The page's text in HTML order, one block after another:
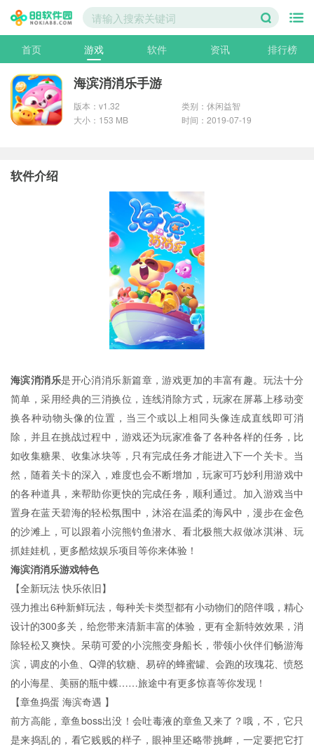
首页 游戏 软件 资讯 排行榜
海滨消消乐手游
版本：v1.32
类别：休闲益智
大小：153 MB
时间：2019-07-19
软件介绍
海滨消消乐是开心消消乐新篇章，游戏更加的丰富有趣。玩法十分
简单，采用经典的三消换位，连线消除方式，玩家在屏幕上移动变
换各种动物头像的位置，当三个或以上相同头像连成直线即可消
除，并且在挑战过程中，游戏还为玩家准备了各种各样的任务，比
如收集糖果、收集冰块等，只有完成任务才能进入下一个关卡。当
然，随着关卡的深入，难度也会不断增加，玩家可巧妙利用游戏中
的各种道具，来帮助你更快的完成任务，顺利通过。加入游戏当中
置身在蓝天碧海的轻松氛围中，沐浴在温柔的海风中，漫步在金色
的沙滩上，可以跟着小浣熊钓鱼潜水、看北极熊大叔做冰淇淋、玩
抓娃娃机，更多酷炫娱乐项目等你来体验！
海滨消消乐游戏特色
【全新玩法 快乐依旧】
强力推出6种新鲜玩法，每种关卡类型都有小动物们的陪伴哦，精心
设计的300多关，给您带来清新丰富的体验，更有全新特效效果，消
除轻松又爽快。呆萌可爱的小浣熊变身船长，带领小伙伴们畅游海
滨，调皮的小鱼、Q弹的软糖、易碎的蜂蜜罐、会跑的玫瑰花、愤怒
的小海星、美丽的瓶中蝶……旅途中有更多惊喜等你发现！
【章鱼捣蛋 海滨奇遇 】
前方高能，章鱼boss出没！会吐毒液的章鱼又来了？哦，不，它只
是来捣乱的，看它贱贱的样子，眼神里还略带挑衅，一定要把它打